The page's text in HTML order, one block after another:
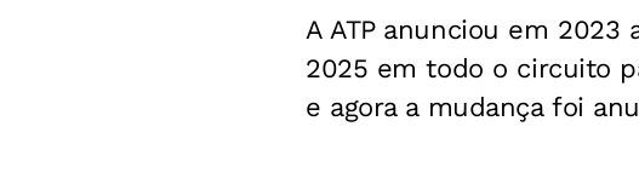
A ATP anunciou em 2023
2025 em todo o circuito
e agora a mudança foi